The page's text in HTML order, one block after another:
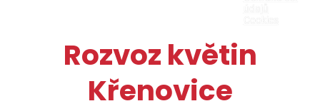
Rozvoz květin
Křenovice